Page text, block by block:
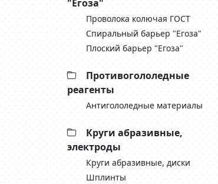
"Егоза"
Проволока колючая ГОСТ
Спиральный барьер "Егоза"
Плоский барьер "Егоза"
Противогололедные
реагенты
Антигололедные материалы
Круги абразивные,
электроды
Круги абразивные, диски
Шплинты